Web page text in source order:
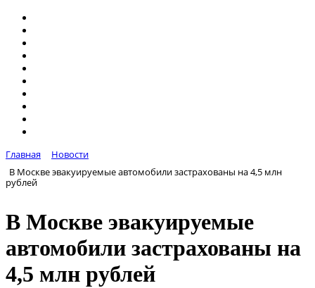
Главная
Новости
В Москве эвакуируемые автомобили застрахованы на 4,5 млн
рублей
В Москве эвакуируемые
автомобили застрахованы на
4,5 млн рублей